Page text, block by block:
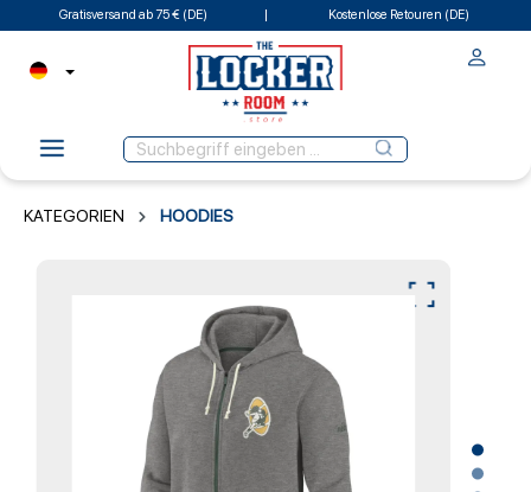
Gratisversand ab 75 € (DE) Kostenlose Retouren (DE)
KATEGORIEN HOODIES